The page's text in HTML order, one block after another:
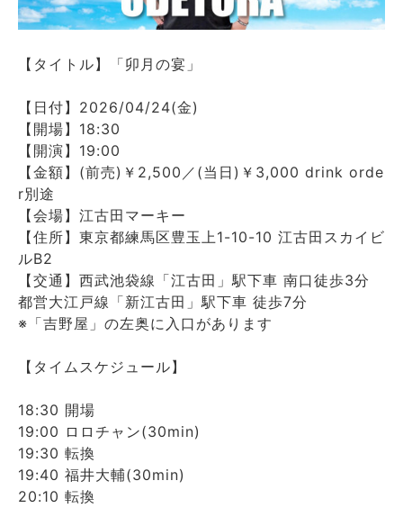
【タイトル】「卯月の宴」
【日付】2026/04/24(金)
【開場】18:30
【開演】19:00
【金額】(前売)￥2,500／(当日)￥3,000 drink orde
r別途
【会場】江古田マーキー
【住所】東京都練馬区豊玉上1-10-10 江古田スカイビ
ルB2
【交通】西武池袋線「江古田」駅下車 南口徒歩3分
都営大江戸線「新江古田」駅下車 徒歩7分
※「吉野屋」の左奥に入口があります
【タイムスケジュール】
18:30 開場
19:00 ロロチャン(30min)
19:30 転換
19:40 福井大輔(30min)
20:10 転換